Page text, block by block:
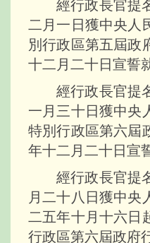
經行政長官提
二月一日獲中央人
別行政區第五屆政
十二月二十日宣誓
經行政長官提
一月三十日獲中央
特別行政區第六屆
年十二月二十日宣
經行政長官提
月二十八日獲中央
二五年十月十六日
行政區第六屆政府